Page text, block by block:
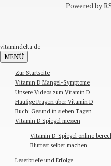
Powered by
vitamindelta.de
MENÜ
Zur Startseite
Vitamin D Mangel-Symptome
Unsere Videos zum Vitamin D
Häufige Fragen über Vitamin D
Buch: Gesund in sieben Tagen
Vitamin D Spiegel messen
Vitamin D-Spiegel online
Bluttest selber machen
Leserbriefe und Erfolge